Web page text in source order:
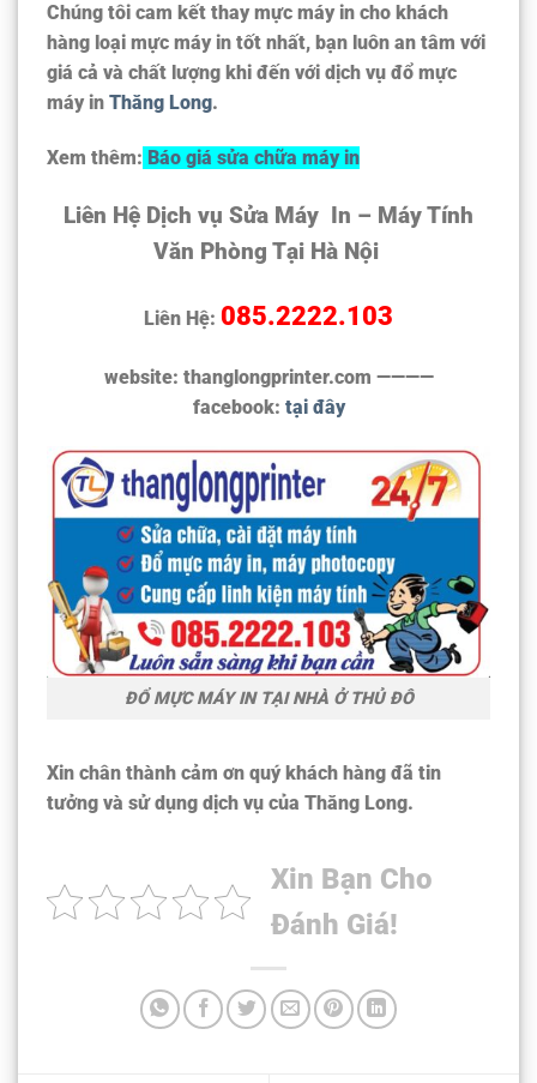
Chúng tôi cam kết thay mực máy in cho khách
hàng loại mực máy in tốt nhất, bạn luôn an tâm với
giá cả và chất lượng khi đến với dịch vụ đổ mực
máy in Thăng Long.
Xem thêm: Báo giá sửa chữa máy in
Liên Hệ Dịch vụ Sửa Máy In – Máy Tính
Văn Phòng Tại Hà Nội
Liên Hệ: 085.2222.103
website: thanglongprinter.com ————
facebook: tại đây
ĐỔ MỰC MÁY IN TẠI NHÀ Ở THỦ ĐÔ
Xin chân thành cảm ơn quý khách hàng đã tin
tưởng và sử dụng dịch vụ của Thăng Long.
Xin Bạn Cho
Đánh Giá!